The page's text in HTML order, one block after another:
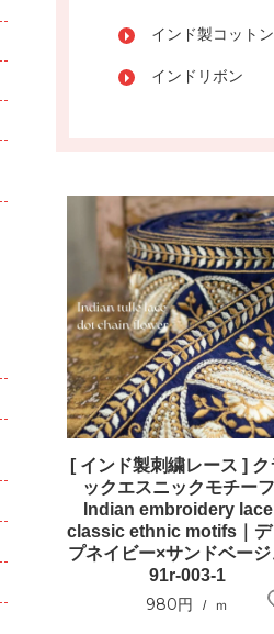
インド製コット
インドリボン
[ インド製刺繍レース ] ク
ックエスニックモチーフ
Indian embroidery lace
classic ethnic motifs｜デ
プネイビー×サンドベージ
91r-003-1
980円 ｍ